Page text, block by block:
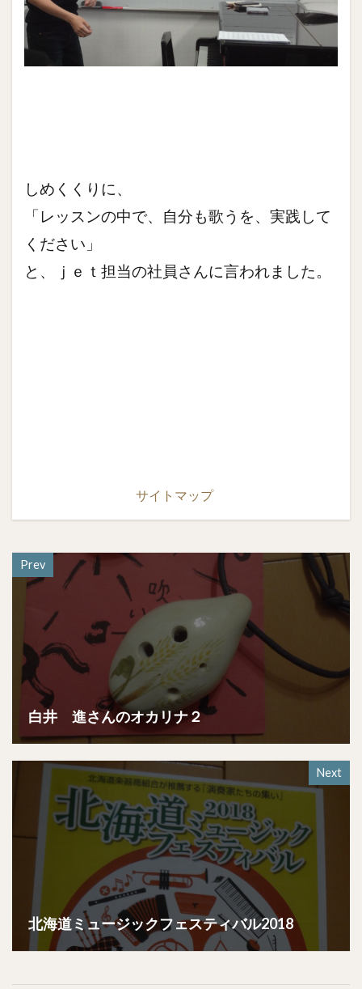
しめくくりに、
「レッスンの中で、自分も歌うを、実践して
ください」
と、ｊｅｔ担当の社員さんに言われました。
サイトマップ
Prev
白井 進さんのオカリナ２
Next
北海道ミュージックフェスティバル2018